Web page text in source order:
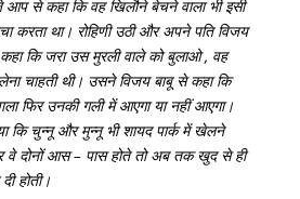
से कहा कि वह खिलौने बेचने वाला भी इसी
करता था। रोहिणी उठी और अपने पति विजय
कि जरा उस मुरली वाले को बुलाओ , वह
चाहती थी। उसने विजय बाबू से कहा कि
फिर उनकी गली में आएगा या नहीं आएगा।
कि चुन्नू और मुन्नू भी शायद पार्क में खेलने
वे दोनों आस – पास होते तो अब तक खुद से ही
होती।